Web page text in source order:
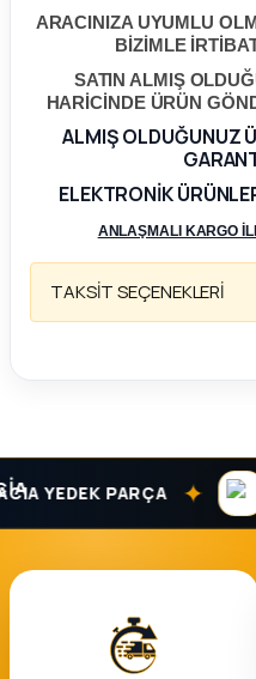
Parça
ARACINIZA UYUMLU
BİZİMLE
SATIN ALMIŞ
HARİCİNDE ÜRÜN
ALMIŞ OLDUĞUNUZ
ELEKTRONİK
ANLAŞMALI KARGO
TAKSİT SEÇENEKLERİ
YEDEK PARÇA ✦